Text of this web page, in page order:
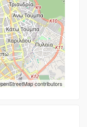
contributors